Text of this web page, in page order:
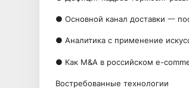
● Основной канал доставки 一
● Аналитика с применение
● Как M&A в российском e-
Востребованные технологии